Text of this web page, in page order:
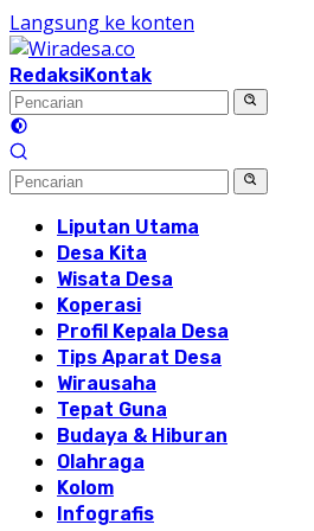
Langsung ke konten
RedaksiKontak
Liputan Utama
Desa Kita
Wisata Desa
Koperasi
Profil Kepala Desa
Tips Aparat Desa
Wirausaha
Tepat Guna
Budaya & Hiburan
Olahraga
Kolom
Infografis